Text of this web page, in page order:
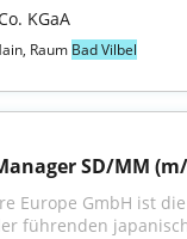
KGaA
Raum Bad Vilbel
SD/MM
Europe GmbH ist
führenden